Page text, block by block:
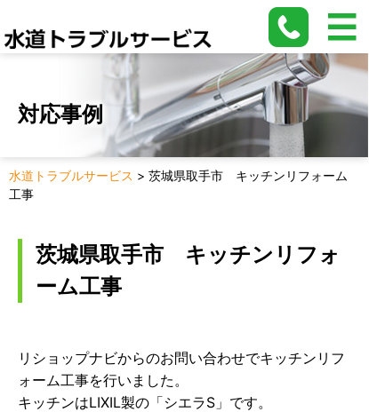
対応事例
水道トラブルサービス > 茨城県取手市 キッチンリフォーム
工事
茨城県取手市 キッチンリフォ
ーム工事
リショップナビからのお問い合わせでキッチンリフ
ォーム工事を行いました。
キッチンはLIXIL製の「シエラS」です。